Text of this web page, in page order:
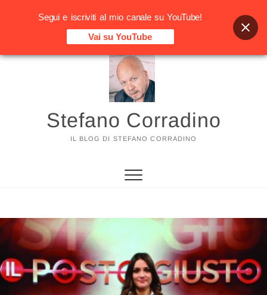
Vai
Stefano Corradino
IL BLOG DI STEFANO CORRADINO
Segui e iscriviti al mio canale su YouTube!
Vai su YouTube